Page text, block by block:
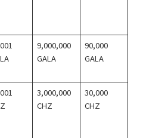
9,000,000
GALA
90,000
GALA
3,000,000
CHZ
30,000
CHZ